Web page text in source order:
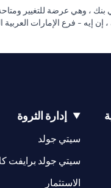
، وهي عرضة للتغيير ومتاحة
إن إيه - فرع الإمارات
إدارة الثروة
سيتي جولد
سيتي جولد برايفت
الاستثمار